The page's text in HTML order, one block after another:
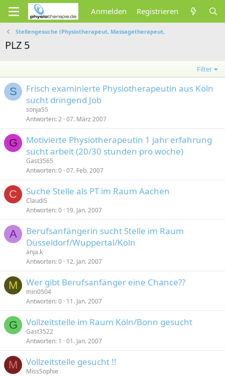
Anmelden Registrieren
Stellengesuche (Physiotherapeut, Massagetherapeut,
PLZ 5
Filter
S
Frisch examinierte Physiotherapeutin aus Köln
sucht dringend Job
sonja55
Antworten 2 07. März 2007
G
Motivierte Physiotherapeutin 1 jahr erfahrung
sucht arbeit (20/30 stunden pro woche)
Gast3565
Antworten 0 07. Feb. 2007
C Suche Stelle als PT im Raum Aachen
ClaudiS
Antworten 0 19. Jan. 2007
A
Berufsanfängerin sucht Stelle im Raum
Düsseldorf/Wuppertal/Köln
anja.k
Antworten 0 12. Jan. 2007
M Wer gibt Berufsanfänger eine Chance??
miri0504
Antworten 0 11. Jan. 2007
G Vollzeitstelle im Raum Köln/Bonn gesucht
Gast3522
Antworten 1 01. Jan. 2007
M Vollzeitstelle gesucht !!
MissSophie